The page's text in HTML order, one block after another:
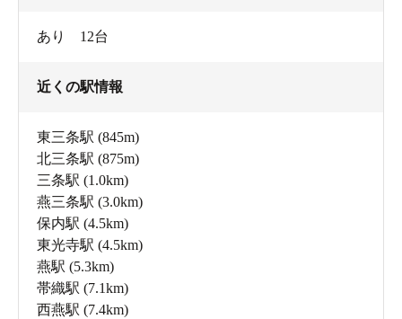
あり 12台
近くの駅情報
東三条駅 (845m)
北三条駅 (875m)
三条駅 (1.0km)
燕三条駅 (3.0km)
保内駅 (4.5km)
東光寺駅 (4.5km)
燕駅 (5.3km)
帯織駅 (7.1km)
西燕駅 (7.4km)